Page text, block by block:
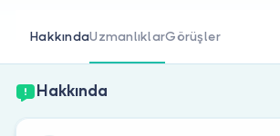
HakkındaUzmanlıklarGörüşler
Hakkında